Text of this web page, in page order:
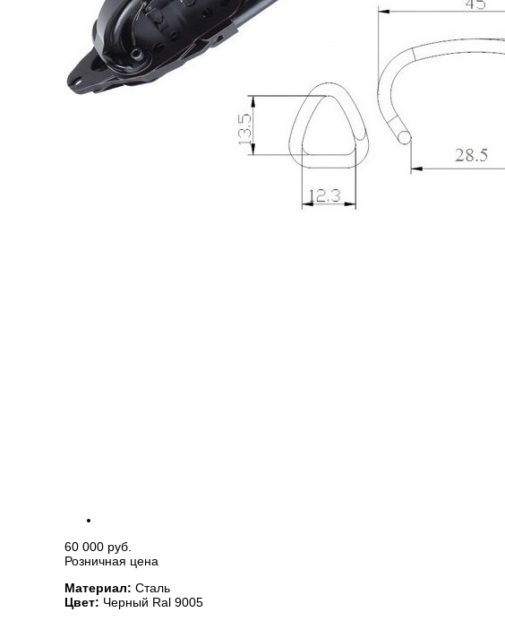
60 000 руб.
Розничная цена
Материал: Сталь
Цвет: Черный Ral 9005